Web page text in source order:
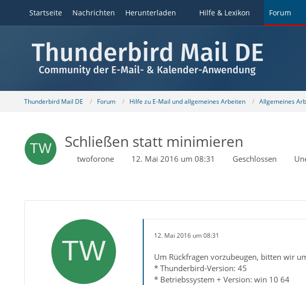
Startseite Nachrichten Herunterladen Hilfe & Lexikon Forum
Thunderbird Mail DE Forum Hilfe zu E-Mail und allgemeines Arbeiten Allgemeines
Schließen statt minimieren
twoforone 12. Mai 2016 um 08:31 Geschlossen
12. Mai 2016 um 08:31
Um Rückfragen vorzubeugen, bitten wir
* Thunderbird-Version: 45
* Betriebssystem + Version: win 10 64